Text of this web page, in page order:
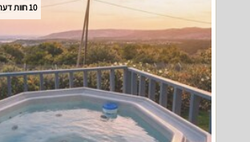
10 חוות דעת אמיתיות